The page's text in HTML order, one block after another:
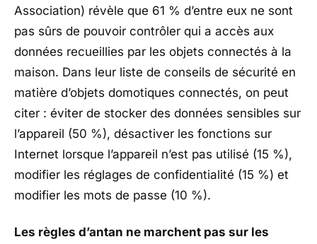
Association) révèle que 61 % d’entre eux ne sont
pas sûrs de pouvoir contrôler qui a accès aux
données recueillies par les objets connectés à la
maison. Dans leur liste de conseils de sécurité en
matière d’objets domotiques connectés, on peut
citer : éviter de stocker des données sensibles sur
l’appareil (50 %), désactiver les fonctions sur
Internet lorsque l’appareil n’est pas utilisé (15 %),
modifier les réglages de confidentialité (15 %) et
modifier les mots de passe (10 %).
Les règles d’antan ne marchent pas sur les